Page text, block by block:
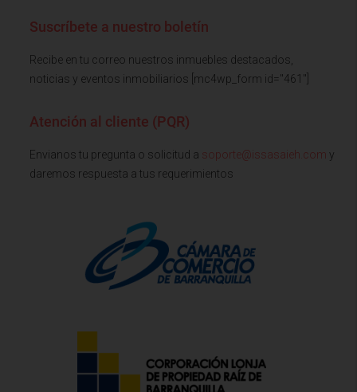
Suscríbete a nuestro boletín
Recibe en tu correo nuestros inmuebles destacados,
noticias y eventos inmobiliarios [mc4wp_form id="461"]
Atención al cliente (PQR)
Envianos tu pregunta o solicitud a soporte@issasaieh.com y
daremos respuesta a tus requerimientos